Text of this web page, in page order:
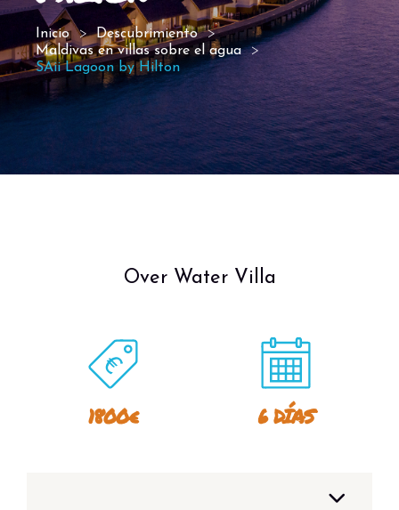
Inicio
Descubrimiento
Maldivas en villas sobre el agua
SAii Lagoon by Hilton
Over Water Villa
1800€ 6 DÍAS